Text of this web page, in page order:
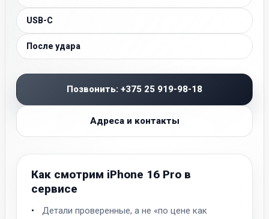
USB-C
После удара
Позвонить: +375 25 919-98-18
Адреса и контакты
Как смотрим iPhone 16 Pro в
сервисе
Детали проверенные, а не «по цене как